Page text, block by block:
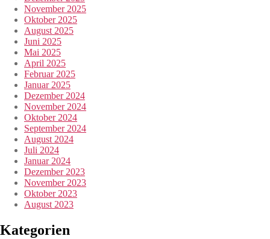
November 2025
Oktober 2025
August 2025
Juni 2025
Mai 2025
April 2025
Februar 2025
Januar 2025
Dezember 2024
November 2024
Oktober 2024
September 2024
August 2024
Juli 2024
Januar 2024
Dezember 2023
November 2023
Oktober 2023
August 2023
Kategorien